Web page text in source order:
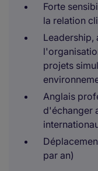
Forte
la relation
Leadership,
projets
Anglais
d'échanger
par an)